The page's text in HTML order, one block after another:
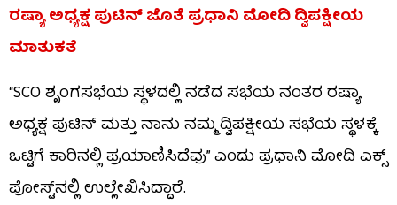
ರಷ್ಯಾ ಅಧ್ಯಕ್ಷ ಪುಟಿನ್ ಜೊತೆ ಪ್ರಧಾನಿ ಮೋದಿ ದ್ವಿಪಕ್ಷೀಯ
ಮಾತುಕತೆ
“SCO ಶೃಂಗಸಭೆಯ ಸ್ಥಳದಲ್ಲಿ ನಡೆದ ಸಭೆಯ ನಂತರ ರಷ್ಯಾ
ಅಧ್ಯಕ್ಷ ಪುಟಿನ್ ಮತ್ತು ನಾನು ನಮ್ಮ ದ್ವಿಪಕ್ಷೀಯ ಸಭೆಯ ಸ್ಥಳಕ್ಕೆ
ಒಟ್ಟಿಗೆ ಕಾರಿನಲ್ಲಿ ಪ್ರಯಾಣಿಸಿದೆವು” ಎಂದು ಪ್ರಧಾನಿ ಮೋದಿ ಎಕ್ಸ್
ಪೋಸ್ಟ್‌ನಲ್ಲಿ ಉಲ್ಲೇಖಿಸಿದ್ದಾರೆ.